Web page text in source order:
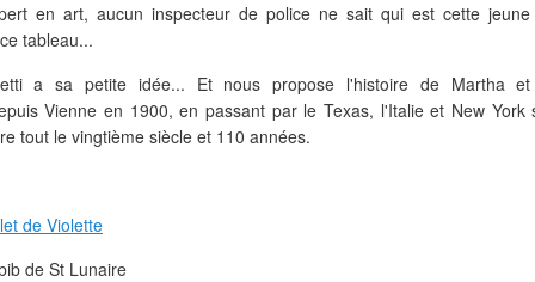
en art, aucun inspecteur de police ne sait qui est cette jeune
tableau...
a sa petite idée... Et nous propose l'histoire de Martha
Vienne en 1900, en passant par le Texas, l'Italie et New York
tout le vingtième siècle et 110 années.
de Violette
de St Lunaire